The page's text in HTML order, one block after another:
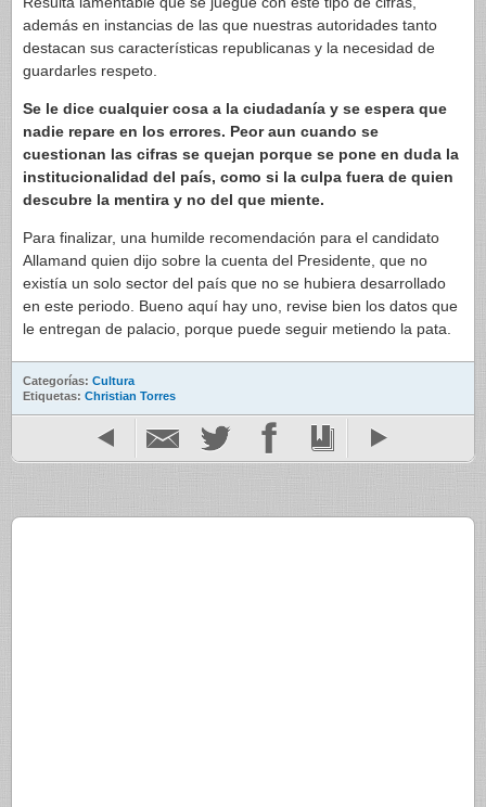
además en instancias de las que nuestras autoridades tanto
destacan sus características republicanas y la necesidad de
guardarles respeto.
Se le dice cualquier cosa a la ciudadanía y se espera que
nadie repare en los errores. Peor aun cuando se
cuestionan las cifras se quejan porque se pone en duda la
institucionalidad del país, como si la culpa fuera de quien
descubre la mentira y no del que miente.
Para finalizar, una humilde recomendación para el candidato
Allamand quien dijo sobre la cuenta del Presidente, que no
existía un solo sector del país que no se hubiera desarrollado
en este periodo. Bueno aquí hay uno, revise bien los datos que
le entregan de palacio, porque puede seguir metiendo la pata.
Categorías: Cultura
Etiquetas: Christian Torres